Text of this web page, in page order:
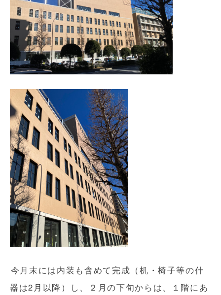
今月末には内装も含めて完成（机・椅子等の什
器は2月以降）し、２月の下旬からは、１階にあ